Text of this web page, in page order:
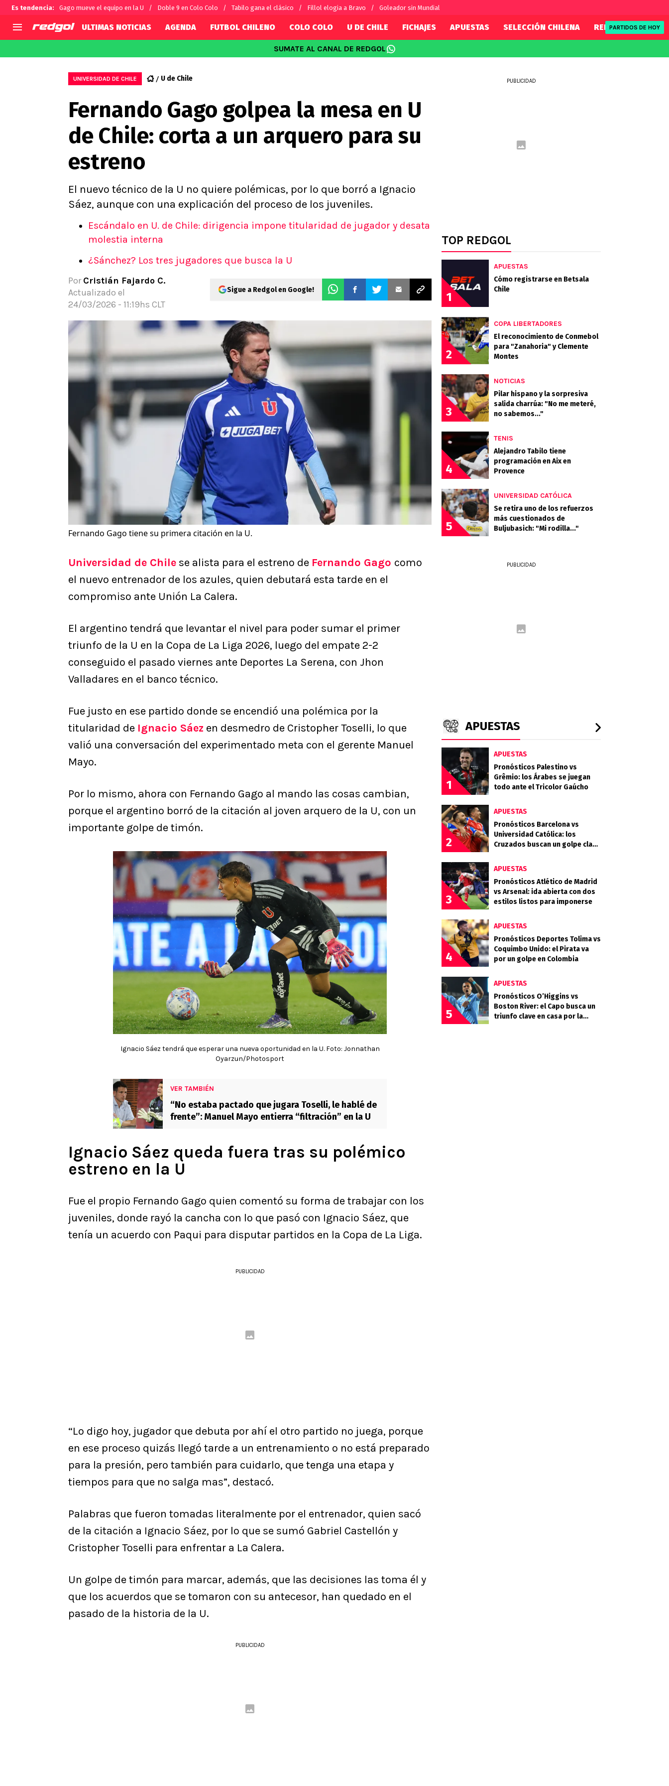
Es tendencia: Gago mueve el equipo en la U Doble 9 en Colo Colo Tabilo gana el clásico Fillol elogia a Bravo Goleador sin Mundial
Selección Chilena
U de Chile
U Católica
Campeonato Nacional
Primera B
Segunda División
Copa Chile
Supercopa Chile
Campeonato Femenino
Alexis Sánchez
Carlos Palacios
Chilenos por el mundo
Fútbol Argentino
Fútbol Brasileño
Conference League
Ligue 1
Premier League
Serie A
Pronósticos
Apuesta del día
ULTIMAS NOTICIAS AGENDA FUTBOL CHILENO COLO COLO U DE CHILE FICHAJES APUESTAS SELECCIÓN CHILENA REDSPORT
PARTIDOS DE HOY
SUMATE AL CANAL DE REDGOL
UNIVERSIDAD DE CHILE U de Chile
Fernando Gago golpea la mesa en U
de Chile: corta a un arquero para su
estreno
El nuevo técnico de la U no quiere polémicas, por lo que borró a Ignacio
Sáez, aunque con una explicación del proceso de los juveniles.
Escándalo en U. de Chile: dirigencia impone titularidad de jugador y desata
molestia interna
¿Sánchez? Los tres jugadores que busca la U
Por Cristián Fajardo C.
Actualizado el
24/03/2026 - 11:19hs CLT
Sigue a Redgol en Google!
Fernando Gago tiene su primera citación en la U.
Universidad de Chile se alista para el estreno de Fernando Gago como
el nuevo entrenador de los azules, quien debutará esta tarde en el
compromiso ante Unión La Calera.
El argentino tendrá que levantar el nivel para poder sumar el primer
triunfo de la U en la Copa de La Liga 2026, luego del empate 2-2
conseguido el pasado viernes ante Deportes La Serena, con Jhon
Valladares en el banco técnico.
Fue justo en ese partido donde se encendió una polémica por la
titularidad de Ignacio Sáez en desmedro de Cristopher Toselli, lo que
valió una conversación del experimentado meta con el gerente Manuel
Mayo.
Por lo mismo, ahora con Fernando Gago al mando las cosas cambian,
porque el argentino borró de la citación al joven arquero de la U, con un
importante golpe de timón.
Ignacio Sáez tendrá que esperar una nueva oportunidad en la U. Foto: Jonnathan
Oyarzun/Photosport
VER TAMBIÉN
“No estaba pactado que jugara Toselli, le hablé de
frente”: Manuel Mayo entierra “filtración” en la U
Ignacio Sáez queda fuera tras su polémico
estreno en la U
Fue el propio Fernando Gago quien comentó su forma de trabajar con los
juveniles, donde rayó la cancha con lo que pasó con Ignacio Sáez, que
tenía un acuerdo con Paqui para disputar partidos en la Copa de La Liga.
PUBLICIDAD
“Lo digo hoy, jugador que debuta por ahí el otro partido no juega, porque
en ese proceso quizás llegó tarde a un entrenamiento o no está preparado
para la presión, pero también para cuidarlo, que tenga una etapa y
tiempos para que no salga mas”, destacó.
Palabras que fueron tomadas literalmente por el entrenador, quien sacó
de la citación a Ignacio Sáez, por lo que se sumó Gabriel Castellón y
Cristopher Toselli para enfrentar a La Calera.
Un golpe de timón para marcar, además, que las decisiones las toma él y
que los acuerdos que se tomaron con su antecesor, han quedado en el
pasado de la historia de la U.
PUBLICIDAD
PUBLICIDAD
TOP REDGOL
1
APUESTAS
Cómo registrarse en Betsala
Chile
2
COPA LIBERTADORES
El reconocimiento de Conmebol
para "Zanahoria" y Clemente
Montes
3
NOTICIAS
Pilar hispano y la sorpresiva
salida charrúa: "No me meteré,
no sabemos..."
4
TENIS
Alejandro Tabilo tiene
programación en Aix en
Provence
5
UNIVERSIDAD CATÓLICA
Se retira uno de los refuerzos
más cuestionados de
Buljubasich: "Mi rodilla..."
PUBLICIDAD
APUESTAS
1
APUESTAS
Pronósticos Palestino vs
Grêmio: los Árabes se juegan
todo ante el Tricolor Gaúcho
2
APUESTAS
Pronósticos Barcelona vs
Universidad Católica: los
Cruzados buscan un golpe clave
3
APUESTAS
Pronósticos Atlético de Madrid
vs Arsenal: ida abierta con dos
estilos listos para imponerse
4
APUESTAS
Pronósticos Deportes Tolima vs
Coquimbo Unido: el Pirata va
por un golpe en Colombia
5
APUESTAS
Pronósticos O’Higgins vs
Boston River: el Capo busca un
triunfo clave en casa por la